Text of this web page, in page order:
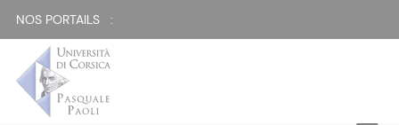
NOS PORTAILS :